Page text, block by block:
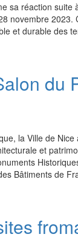
sa réaction
novembre 2023.
et durable des
du
la Ville de
et
Bâtiments de